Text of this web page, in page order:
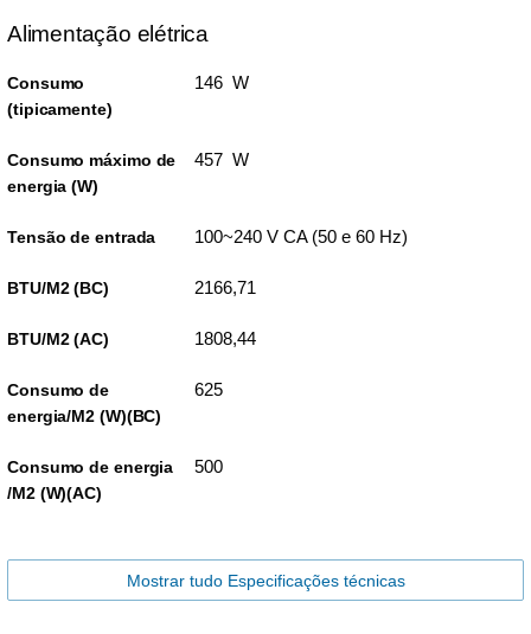
Alimentação elétrica
Consumo
(tipicamente)
146 W
Consumo máximo de
energia (W)
457 W
Tensão de entrada 100~240 V CA (50 e 60 Hz)
BTU/M2 (BC) 2166,71
BTU/M2 (AC) 1808,44
Consumo de
energia/M2 (W)(BC)
625
Consumo de energia
/M2 (W)(AC)
500
Mostrar tudo Especificações técnicas